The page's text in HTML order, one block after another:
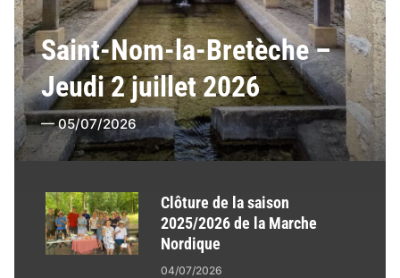
Saint-Nom-la-Bretèche –
Jeudi 2 juillet 2026
05/07/2026
Clôture de la saison
2025/2026 de la Marche
Nordique
04/07/2026